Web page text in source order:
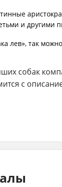
и другими
лев», так
собак
с